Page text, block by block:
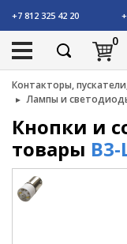
+7 812 325 42 20
0
Контакторы,
Лампы и
Кнопки и
товары